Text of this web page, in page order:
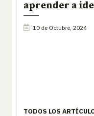
aprender a
10 de Octubre, 2024
TODOS LOS